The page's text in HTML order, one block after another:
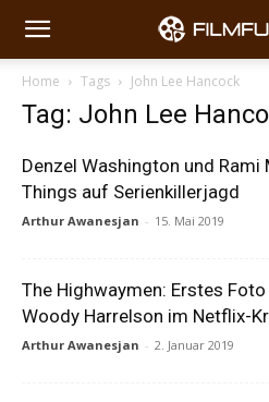
Home Tags John Lee Hancock
Tag: John Lee
Denzel Washington und Rami
Things auf Serienkillerjagd
Arthur Awanesjan - 15. Mai 2019
The Highwaymen: Erstes
Woody Harrelson im Netflix-
Arthur Awanesjan - 2. Januar 2019